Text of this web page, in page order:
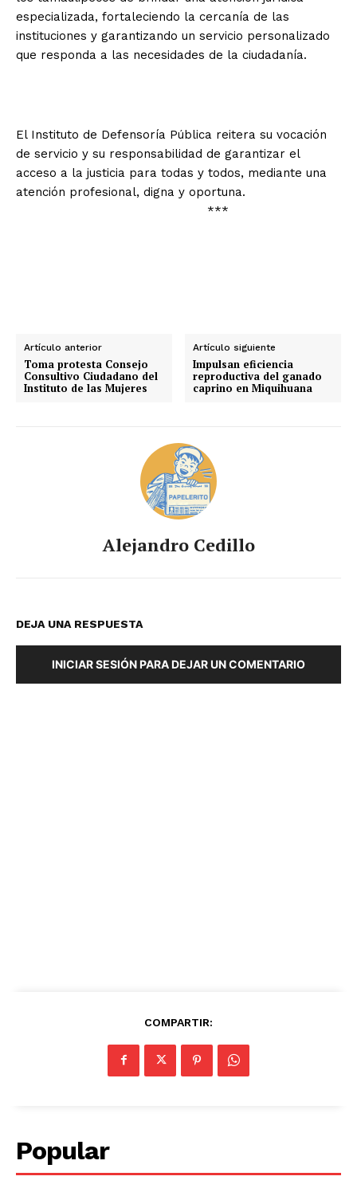
especializada, fortaleciendo la cercanía de las
instituciones y garantizando un servicio personalizado
que responda a las necesidades de la ciudadanía.
El Instituto de Defensoría Pública reitera su vocación
de servicio y su responsabilidad de garantizar el
acceso a la justicia para todas y todos, mediante una
atención profesional, digna y oportuna.
***
Artículo anterior
Toma protesta Consejo
Consultivo Ciudadano del
Instituto de las Mujeres
Artículo siguiente
Impulsan eficiencia
reproductiva del ganado
caprino en Miquihuana
Alejandro Cedillo
DEJA UNA RESPUESTA
INICIAR SESIÓN PARA DEJAR UN COMENTARIO
COMPARTIR:
Popular